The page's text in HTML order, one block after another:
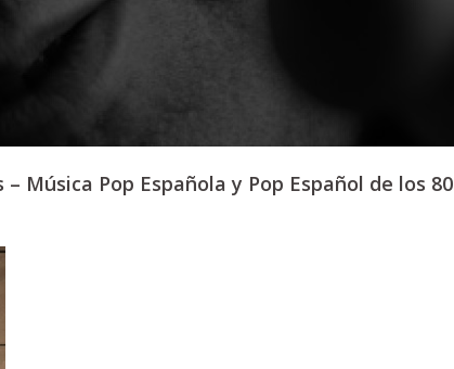
Música Pop Española y Pop Español de los 80